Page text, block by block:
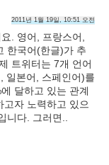
2011년 1월 19일, 10:51 오전
. 영어, 프랑스어,
한국어(한글)가 추
트위터는 7개 언어
일본어, 스페인어)를
달하고 있는 관계
고자 노력하고 있으
니다. 그러면..